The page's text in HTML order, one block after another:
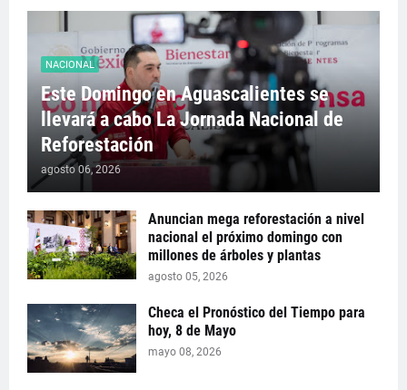
NACIONAL
Este Domingo en Aguascalientes se
llevará a cabo La Jornada Nacional de
Reforestación
agosto 06, 2026
Anuncian mega reforestación a nivel
nacional el próximo domingo con
millones de árboles y plantas
agosto 05, 2026
Checa el Pronóstico del Tiempo para
hoy, 8 de Mayo
mayo 08, 2026